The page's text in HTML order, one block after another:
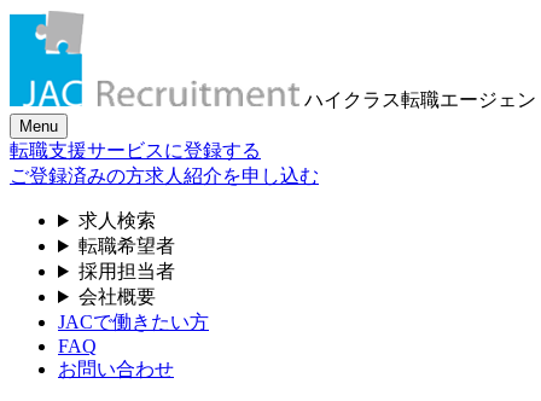
ハイクラス転職エージェン
Menu
転職支援サービスに登録する
ご登録済みの方求人紹介を申し込む
求人検索
転職希望者
採用担当者
会社概要
JACで働きたい方
FAQ
お問い合わせ